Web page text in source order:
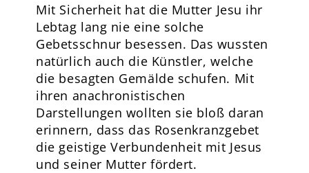
Mit Sicherheit hat die Mutter Jesu ihr
Lebtag lang nie eine solche
Gebetsschnur besessen. Das wussten
natürlich auch die Künstler, welche
die besagten Gemälde schufen. Mit
ihren anachronistischen
Darstellungen wollten sie bloß daran
erinnern, dass das Rosenkranzgebet
die geistige Verbundenheit mit Jesus
und seiner Mutter fördert.